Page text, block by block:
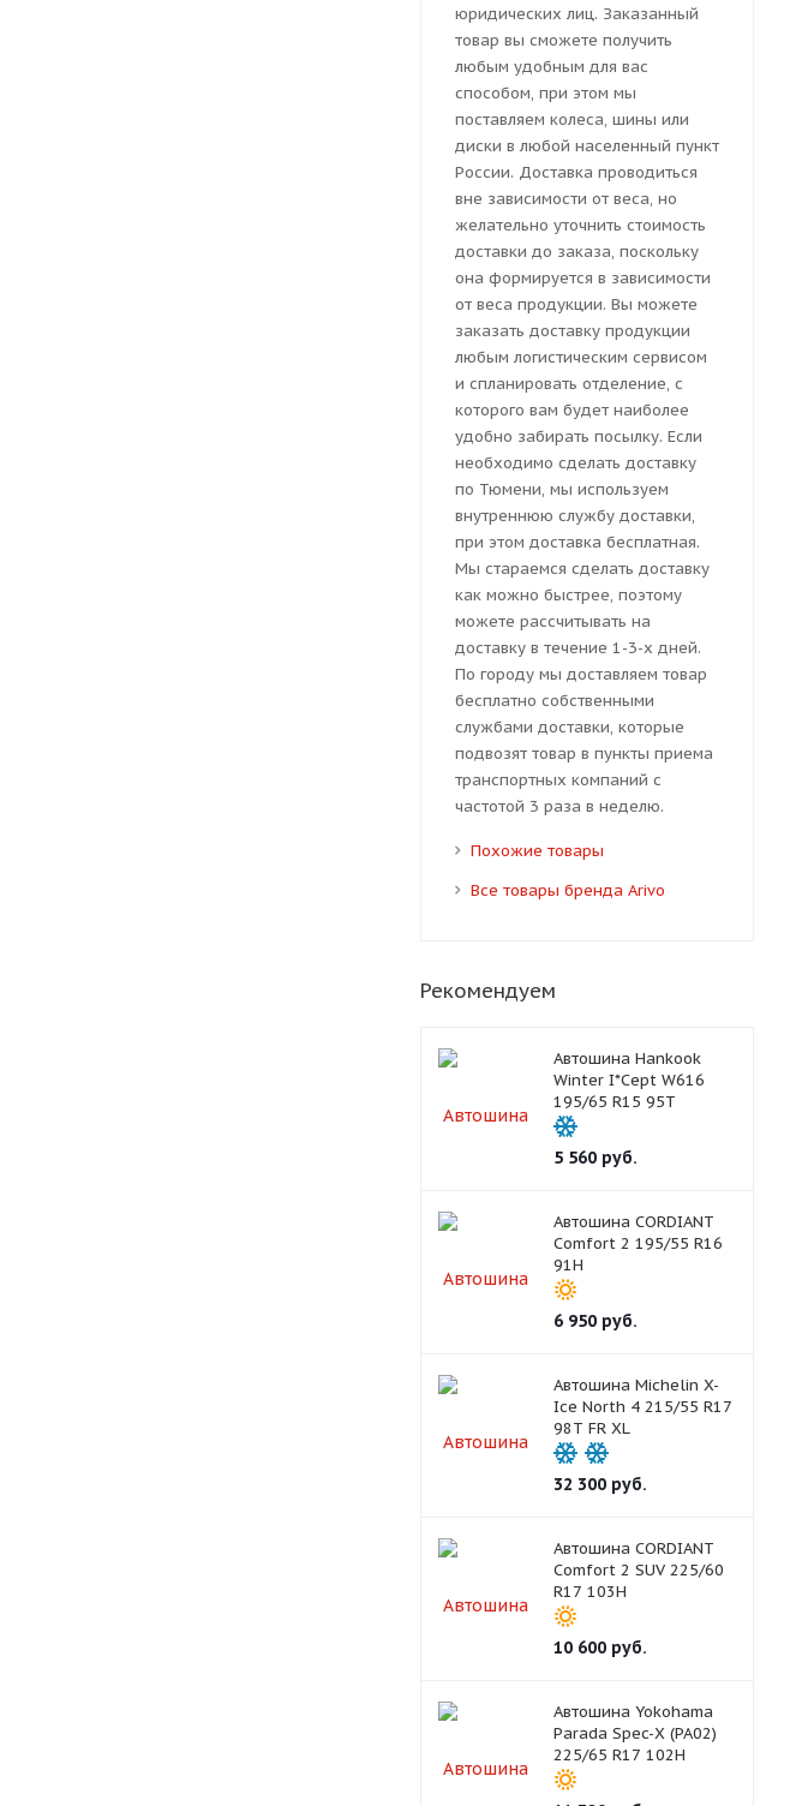
юридических лиц. Заказанный
товар вы сможете получить
любым удобным для вас
способом, при этом мы
поставляем колеса, шины или
диски в любой населенный пункт
России. Доставка проводиться
вне зависимости от веса, но
желательно уточнить стоимость
доставки до заказа, поскольку
она формируется в зависимости
от веса продукции. Вы можете
заказать доставку продукции
любым логистическим сервисом
и спланировать отделение, с
которого вам будет наиболее
удобно забирать посылку. Если
необходимо сделать доставку
по Тюмени, мы используем
внутреннюю службу доставки,
при этом доставка бесплатная.
Мы стараемся сделать доставку
как можно быстрее, поэтому
можете рассчитывать на
доставку в течение 1-3-х дней.
По городу мы доставляем товар
бесплатно собственными
службами доставки, которые
подвозят товар в пункты приема
транспортных компаний с
частотой 3 раза в неделю.
Похожие товары
Все товары бренда Arivo
Рекомендуем
Автошина Hankook
Winter I*Cept W616
195/65 R15 95T
5 560руб.
Автошина CORDIANT
Comfort 2 195/55 R16
91H
6 950руб.
Автошина Michelin X-
Ice North 4 215/55 R17
98T FR XL
32 300руб.
Автошина CORDIANT
Comfort 2 SUV 225/60
R17 103H
10 600руб.
Автошина Yokohama
Parada Spec-X (PA02)
225/65 R17 102H